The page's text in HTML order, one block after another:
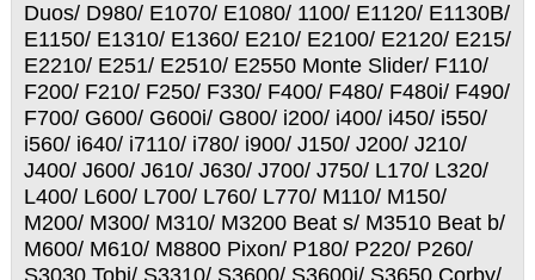
Duos/ D980/ E1070/ E1080/ 1100/ E1120/ E1130B/
E1150/ E1310/ E1360/ E210/ E2100/ E2120/ E215/
E2210/ E251/ E2510/ E2550 Monte Slider/ F110/
F200/ F210/ F250/ F330/ F400/ F480/ F480i/ F490/
F700/ G600/ G600i/ G800/ i200/ i400/ i450/ i550/
i560/ i640/ i7110/ i780/ i900/ J150/ J200/ J210/
J400/ J600/ J610/ J630/ J700/ J750/ L170/ L320/
L400/ L600/ L700/ L760/ L770/ M110/ M150/
M200/ M300/ M310/ M3200 Beat s/ M3510 Beat b/
M600/ M610/ M8800 Pixon/ P180/ P220/ P260/
S3030 Tobi/ S3310/ S3600/ S3600i/ S3650 Corby/